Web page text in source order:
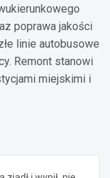
poprawa jakości
linie autobusowe
Remont stanowi
miejskimi i